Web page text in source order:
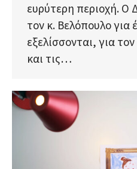
ευρύτερη περιοχή. Ο
τον κ. Βελόπουλο για
εξελίσσονται, για
και τις…